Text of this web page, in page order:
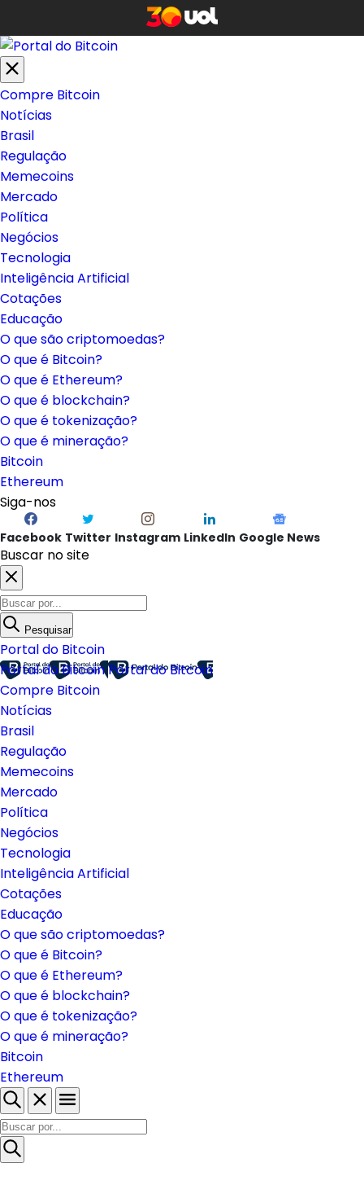
Compre Bitcoin
Notícias
Brasil
Regulação
Memecoins
Mercado
Política
Negócios
Tecnologia
Inteligência Artificial
Cotações
Educação
O que são criptomoedas?
O que é Bitcoin?
O que é Ethereum?
O que é blockchain?
O que é tokenização?
O que é mineração?
Bitcoin
Ethereum
Siga-nos
Facebook Twitter Instagram LinkedIn Google News
Buscar no site
Pesquisar
Portal do Bitcoin
Portal do BitcoinPortal do Bitcoin
Compre Bitcoin
Notícias
Brasil
Regulação
Memecoins
Mercado
Política
Negócios
Tecnologia
Inteligência Artificial
Cotações
Educação
O que são criptomoedas?
O que é Bitcoin?
O que é Ethereum?
O que é blockchain?
O que é tokenização?
O que é mineração?
Bitcoin
Ethereum